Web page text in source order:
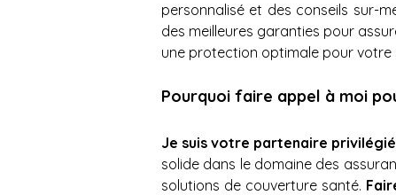
personnalisé et des conseils sur-
des meilleures garanties pour
une protection optimale pour votre
Pourquoi faire appel à moi
Je suis votre partenaire
solide dans le domaine des
solutions de couverture santé.